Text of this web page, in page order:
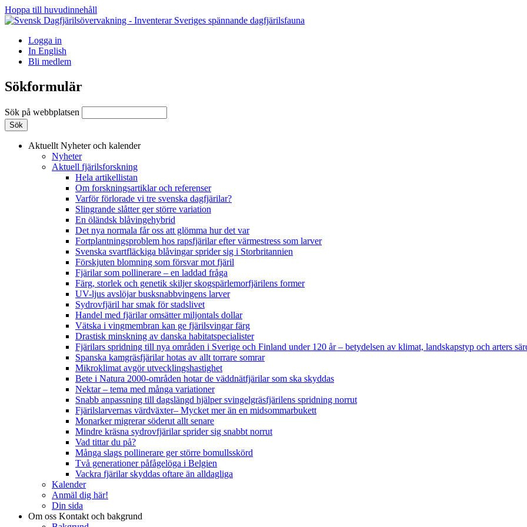
Hoppa till huvudinnehåll
Logga in
In English
Bli medlem
Sökformulär
Sök på webbplatsen
Aktuellt Nyheter och kalender
Nyheter
Aktuell fjärilsforskning
Hela artikellistan
Om forskningsartiklar och referenser
Varför förlorade vi tre svenska dagfjärilar?
Slingrande slåtter ger större variation
En öländsk blåvingehybrid
Det nya normala får oss att glömma hur det var
Fortplantningsproblem hos rapsfjärilar efter värmestress som larver
Svenska svartfläckiga blåvingar sprider sig i Storbritannien
Förskjuten blomning som försvar mot fjäril
Fjärilar som pollinerare – en laddad fråga
Färg, storlek och genetik skiljer skogspärlemorfjärilens former
UV-ljus avslöjar busksnabbvingens larver
Sydrovfjäril har smak för stadslivet
Handel med fjärilar omsätter miljontals dollar
Vätska i vingmembran kan ge fjärilsvingar färg
Drastisk minskning av danska habitatspecialister
Fjärilars spridning till nya områden i Sverige och Finland under 120 år– betydelsen av klimat, landskapstyp och arters
Spanska kamgräsfjärilar hotas av allt torrare somrar
Mikroklimat avgör utvecklingshastighet
Bete i Natura 2000-områden hotar de väddnätfjärilar som ska skyddas
Nektar – tema med många variationer
Snabb anpassning till dagslängd hjälper svingelgräsfjärilens spridning norrut
Fjärilslarvernas värdväxter– Mycket mer än en midsommarbukett
Monarker migrerar söderut allt senare
Mindre kräsna sydrovfjärilar sprider sig snabbt norrut
Vad tittar du på?
Många slags pollinerare ger större bomullsskörd
Två generationer påfågelöga i Belgien
Vackra fjärilar skyddas oftare än alldagliga
Kalender
Anmäl dig här!
Din sida
Om oss Kontakt och bakgrund